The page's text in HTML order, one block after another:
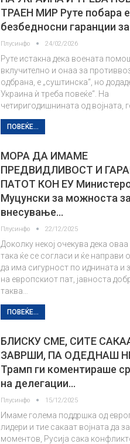
ТРАЕН МИР Руте побара
безбедносни гаранции
Плусинфо 24/02/2026
Руте истакна дека воената
вклучително и онаа за
одбрана, е „суштинска“, но
Украина ѝ треба повеќе“. На
четиригодишнината од војната,
ПОВЕЌЕ...
МОРА ДА ИМАМЕ
ПРЕДВИДЛИВОСТ И
ПАТОТ КОН ЕУ
Муцунски за можноста за
внесување…
Плусинфо 22/12/2025
Доколку некој очекува дека
така ќе се согласи и ќе направи
да има сигурност по иднината и
на европскиот пат, јавноста
таква…
ПОВЕЌЕ...
БЛИСКУ СМЕ, СИТЕ
ЗАВРШИ, ПА ОДЕДНАШ
Трамп ги коментираше
на делегации…
Плусинфо 15/12/2025
Имаме голема поддршка од
лидери и тие сакаат војната да
моментов, Русија сака